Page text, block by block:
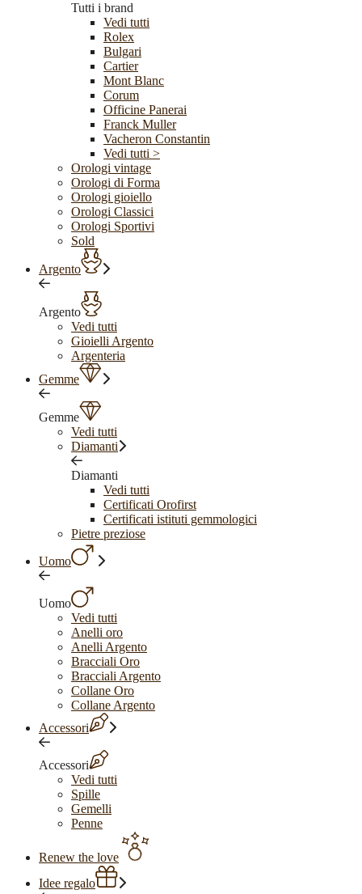
Tutti i brand
Vedi tutti
Rolex
Bulgari
Cartier
Mont Blanc
Corum
Officine Panerai
Franck Muller
Vacheron Constantin
Vedi tutti >
Orologi vintage
Orologi di Forma
Orologi gioiello
Orologi Classici
Orologi Sportivi
Sold
Argento
Argento
Vedi tutti
Gioielli Argento
Argenteria
Gemme
Gemme
Vedi tutti
Diamanti
Diamanti
Vedi tutti
Certificati Orofirst
Certificati istituti gemmologici
Pietre preziose
Uomo
Uomo
Vedi tutti
Anelli oro
Anelli Argento
Bracciali Oro
Bracciali Argento
Collane Oro
Collane Argento
Accessori
Accessori
Vedi tutti
Spille
Gemelli
Penne
Renew the love
Idee regalo